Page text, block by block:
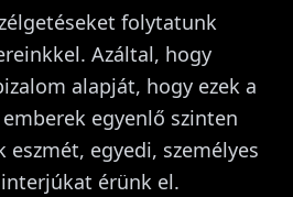
folytatunk
Azáltal, hogy
alapját, hogy ezek a
egyenlő szinten
eszmét, egyedi, személyes
érünk el.